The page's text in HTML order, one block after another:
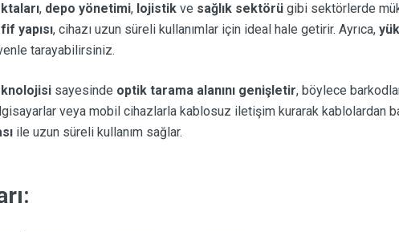
, depo yönetimi, lojistik ve sağlık sektörü gibi sektörlerde
yapısı, cihazı uzun süreli kullanımlar için ideal hale getirir. Ayrıca,
tarayabilirsiniz.
sayesinde optik tarama alanını genişletir, böylece
veya mobil cihazlarla kablosuz iletişim kurarak kablolardan
ile uzun süreli kullanım sağlar.